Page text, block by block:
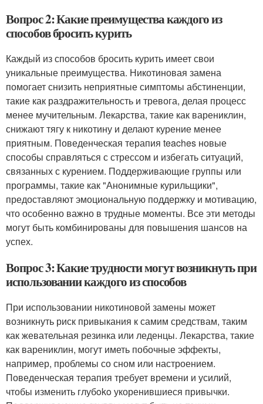
Вопрос 2: Какие преимущества каждого из
способов бросить курить
Каждый из способов бросить курить имеет свои
уникальные преимущества. Никотиновая замена
помогает снизить неприятные симптомы абстиненции,
такие как раздражительность и тревога, делая процесс
менее мучительным. Лекарства, такие как варениклин,
снижают тягу к никотину и делают курение менее
приятным. Поведенческая терапия teaches новые
способы справляться с стрессом и избегать ситуаций,
связанных с курением. Поддерживающие группы или
программы, такие как "Анонимные курильщики",
предоставляют эмоциональную поддержку и мотивацию,
что особенно важно в трудные моменты. Все эти методы
могут быть комбинированы для повышения шансов на
успех.
Вопрос 3: Какие трудности могут возникнуть при
использовании каждого из способов
При использовании никотиновой замены может
возникнуть риск привыкания к самим средствам, таким
как жевательная резинка или леденцы. Лекарства, такие
как варениклин, могут иметь побочные эффекты,
например, проблемы со сном или настроением.
Поведенческая терапия требует времени и усилий,
чтобы изменить глубoko укоренившиеся привычки.